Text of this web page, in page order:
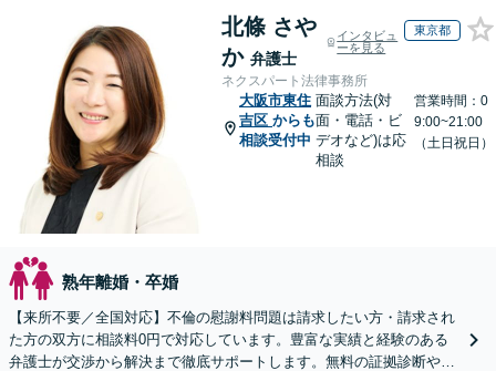
北條 さや
か 弁護士
インタビュ
ーを見る
東京都
ネクスパート法律事務所
大阪市東住
吉区 からも
相談受付中
面談方法(対
面・電話・ビ
デオなど)は応
相談
営業時間：0
9:00~21:00
（土日祝日）
熟年離婚・卒婚
【来所不要／全国対応】不倫の慰謝料問題は請求したい方・請求され
た方の双方に相談料0円で対応しています。豊富な実績と経験のある
弁護士が交渉から解決まで徹底サポートします。無料の証拠診断や着